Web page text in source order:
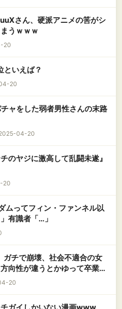
さん、硬派アニメの筈がシ
うｗｗｗ
20
といえば？
20
ャをした弱者男性さんの末路
2025-04-20
のヤジに激高して乱闘未遂』
20
ムってフィン・ファンネル以
有識者「…」
ガチで崩壊、社会不適合の女
向性が違うとかゆって卒業し
20